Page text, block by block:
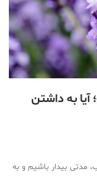
به داشتن
مدتی بیدار باشیم و به